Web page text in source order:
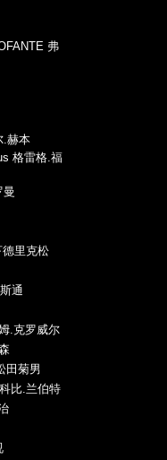
弗
.赫本
格雷格.福
曼
里克松
通
.克罗威尔
田菊男
比.兰伯特